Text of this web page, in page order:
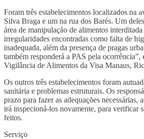
Foram três estabelecimentos localizados na
Silva Braga e um na rua dos Barés. Um
área de manipulação de alimentos
irregularidades encontradas como falta de
inadequada, além da presença de pragas
também responderá a PAS pela ocorrência”,
Vigilância de Alimentos da Visa Manaus,
Os outros três estabelecimentos foram
sanitária e problemas estruturais. Os
prazo para fazer as adequações
irá inspecioná-los novamente, para verificar
feitos.
Serviço